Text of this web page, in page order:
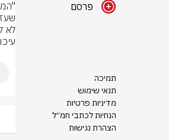
פרסם
תמיכה
תנאי שימוש
מדיניות פרטיות
הנחיות לכתבי חמ״ל
הצהרת נגישות